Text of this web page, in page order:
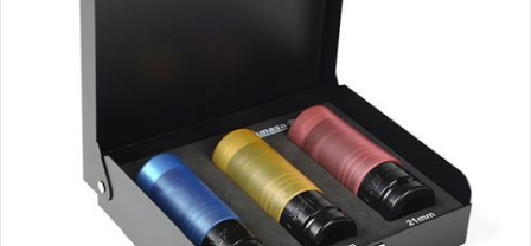
Honda - Elverk & Pumpar
Tohatsu - Utombordare
Minn Kota - elmotorer